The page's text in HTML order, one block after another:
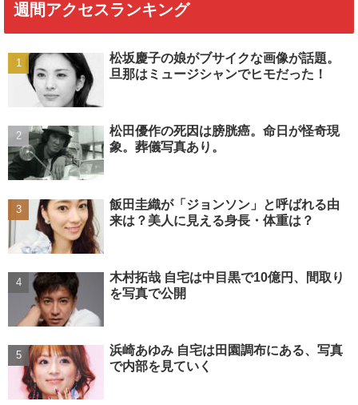
週間アクセスランキング
松坂慶子の娘がブサイクな画像が話題。
旦那はミュージシャンでヒモだった！
松田優作の死因は膀胱癌。命日が怪奇現
象。葬儀写真あり。
飯田圭織が「ジョンソン」と呼ばれる由
来は？美人に見える身長・体重は？
木村拓哉 自宅は中目黒で10億円、間取り
を写真で公開
浜崎あゆみ 自宅は田園調布にある、写真
で内部を見ていく